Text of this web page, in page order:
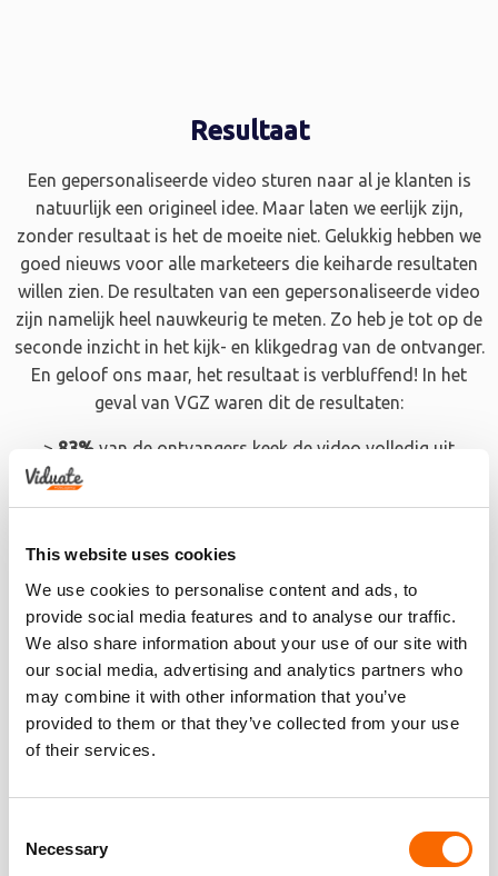
This website uses cookies
We use cookies to personalise content and ads, to
provide social media features and to analyse our traffic.
We also share information about your use of our site with
our social media, advertising and analytics partners who
may combine it with other information that you’ve
provided to them or that they’ve collected from your use
of their services.
Selection
Necessary
Resultaat
Een gepersonaliseerde video sturen naar al je klanten is
natuurlijk een origineel idee. Maar laten we eerlijk zijn,
zonder resultaat is het de moeite niet. Gelukkig hebben we
goed nieuws voor alle marketeers die keiharde resultaten
willen zien. De resultaten van een gepersonaliseerde video
zijn namelijk heel nauwkeurig te meten. Zo heb je tot op de
seconde inzicht in het kijk- en klikgedrag van de ontvanger.
En geloof ons maar, het resultaat is verbluffend! In het
geval van VGZ waren dit de resultaten:
> 83% van de ontvangers keek de video volledig uit
> Een gemiddelde waardering van een
> Een forse stijging in NPS ten opzichte van het afgelopen